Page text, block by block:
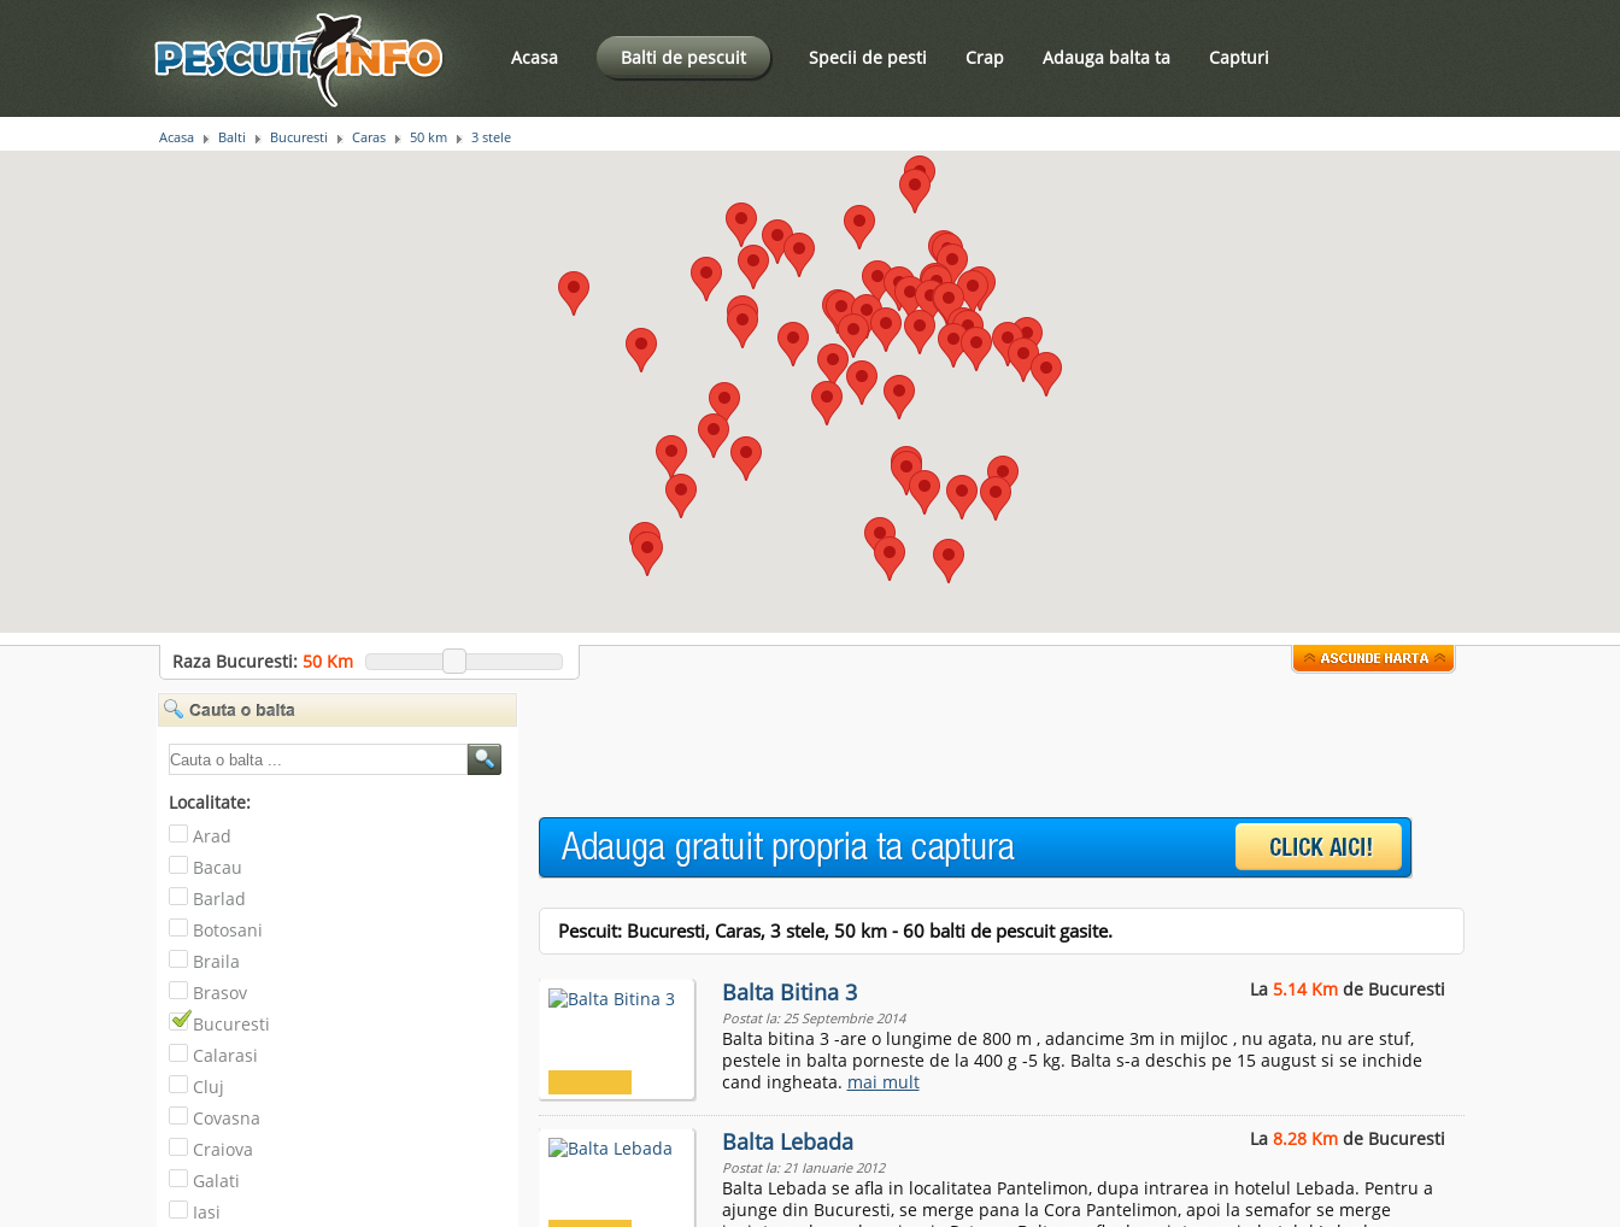
Acasa Balti de pescuit Specii de pesti Crap Adauga balta ta Capturi
Acasa Balti Bucuresti Caras 50 km 3 stele
Raza Bucuresti: 50 Km
Localitate:
Arad
Bacau
Barlad
Botosani
Braila
Brasov
Bucuresti
Calarasi
Cluj
Covasna
Craiova
Galati
Iasi
Pescuit: Bucuresti, Caras, 3 stele, 50km - 60 balti de pescuit gasite.
Balta Bitina 3 La 5.14 Kmde Bucuresti
Postat la: 25 Septembrie 2014
Balta bitina 3 -are o lungime de 800 m , adancime 3m in mijloc , nu agata, nu are stuf,
pestele in balta porneste de la 400 g -5 kg. Balta s-a deschis pe 15 august si se inchide
cand ingheata. mai mult
Balta Lebada La 8.28 Kmde Bucuresti
Postat la: 21 Ianuarie 2012
Balta Lebada se afla in localitatea Pantelimon, dupa intrarea in hotelul Lebada. Pentru a
ajunge din Bucuresti, se merge pana la Cora Pantelimon, apoi la semafor se merge